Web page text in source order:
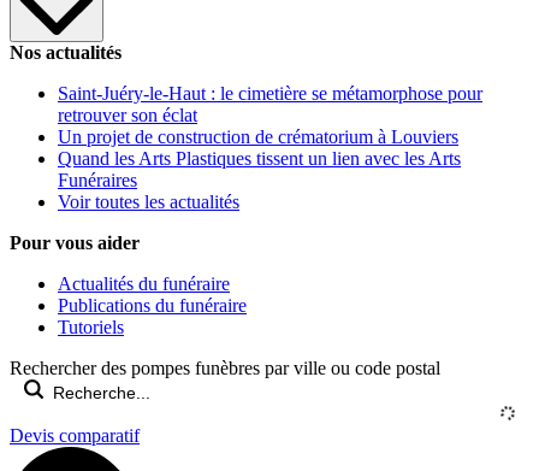
Nos actualités
Saint-Juéry-le-Haut : le cimetière se métamorphose pour
retrouver son éclat
Un projet de construction de crématorium à Louviers
Quand les Arts Plastiques tissent un lien avec les Arts
Funéraires
Voir toutes les actualités
Pour vous aider
Actualités du funéraire
Publications du funéraire
Tutoriels
Rechercher des pompes funèbres par ville ou code postal
Devis comparatif